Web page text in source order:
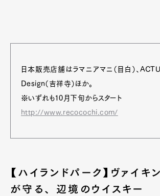
日本販売店舗はラマニアマニ（目白）、
Design（吉祥寺）ほか。
※いずれも10月下旬からスタート
http://www.recocochi.com/
【ハイランドパーク】ヴァイキ
が守る、 辺境のウイスキー